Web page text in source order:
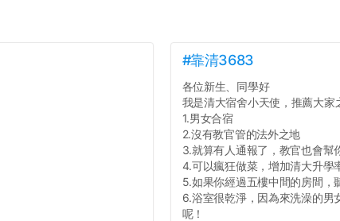
#靠清3683
各位新生、同學好
我是清大宿舍小天使，推薦大家
1.男女合宿
2.沒有教官管的法外之地
3.就算有人通報了，教官也會幫
4.可以瘋狂做菜，增加清大升學
5.如果你經過五樓中間的房間，
6.浴室很乾淨，因為來洗澡的男
呢！